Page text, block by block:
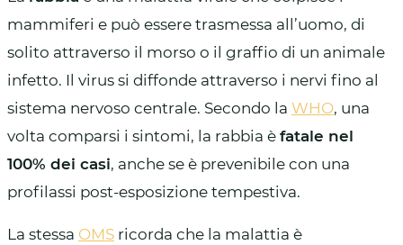
mammiferi e può essere trasmessa all’uomo, di
solito attraverso il morso o il graffio di un animale
infetto. Il virus si diffonde attraverso i nervi fino al
sistema nervoso centrale. Secondo la WHO, una
volta comparsi i sintomi, la rabbia è fatale nel
100% dei casi, anche se è prevenibile con una
profilassi post-esposizione tempestiva.
La stessa OMS ricorda che la malattia è